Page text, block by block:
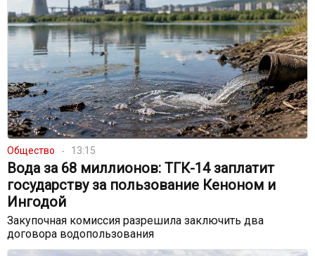
Общество 13:15
Вода за 68 миллионов: ТГК-14 заплатит
государству за пользование Кеноном и
Ингодой
Закупочная комиссия разрешила заключить два
договора водопользования